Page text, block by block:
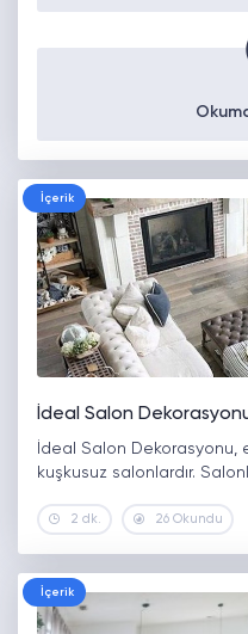
İçerik
İdeal Salon
İdeal Salon Dekorasyonu,
kuşkusuz salonlardır.
2 dk. 26 Okundu
İçerik